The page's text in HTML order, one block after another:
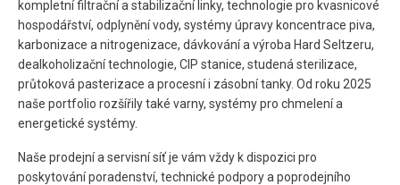
kompletní filtrační a stabilizační linky, technologie pro kvasnicové
hospodářství, odplynění vody, systémy úpravy koncentrace piva,
karbonizace a nitrogenizace, dávkování a výroba Hard Seltzeru,
dealkoholizační technologie, CIP stanice, studená sterilizace,
průtoková pasterizace a procesní i zásobní tanky. Od roku 2025
naše portfolio rozšířily také varny, systémy pro chmelení a
energetické systémy.
Naše prodejní a servisní síť je vám vždy k dispozici pro
poskytování poradenství, technické podpory a poprodejního